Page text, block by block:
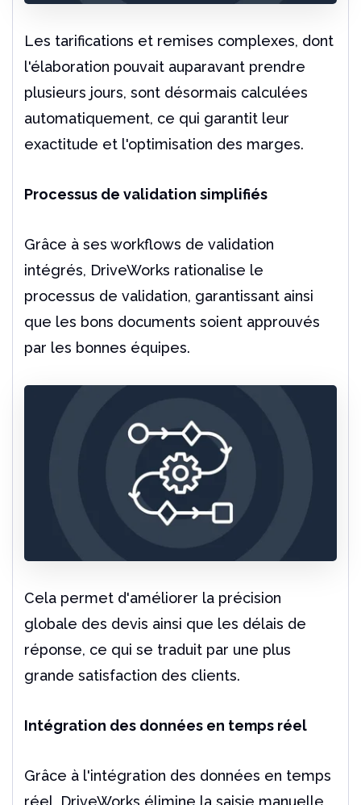
Les tarifications et remises complexes, dont
l'élaboration pouvait auparavant prendre
plusieurs jours, sont désormais calculées
automatiquement, ce qui garantit leur
exactitude et l'optimisation des marges.
Processus de validation simplifiés
Grâce à ses workflows de validation
intégrés, DriveWorks rationalise le
processus de validation, garantissant ainsi
que les bons documents soient approuvés
par les bonnes équipes.
Cela permet d'améliorer la précision
globale des devis ainsi que les délais de
réponse, ce qui se traduit par une plus
grande satisfaction des clients.
Intégration des données en temps réel
Grâce à l'intégration des données en temps
réel, DriveWorks élimine la saisie manuelle